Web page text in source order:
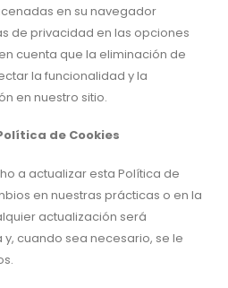
en su navegador
de privacidad en las opciones
cuenta que la eliminación de
la funcionalidad y la
en nuestro sitio.
de Cookies
a actualizar esta Política de
en nuestras prácticas o en la
actualización será
cuando sea necesario, se le